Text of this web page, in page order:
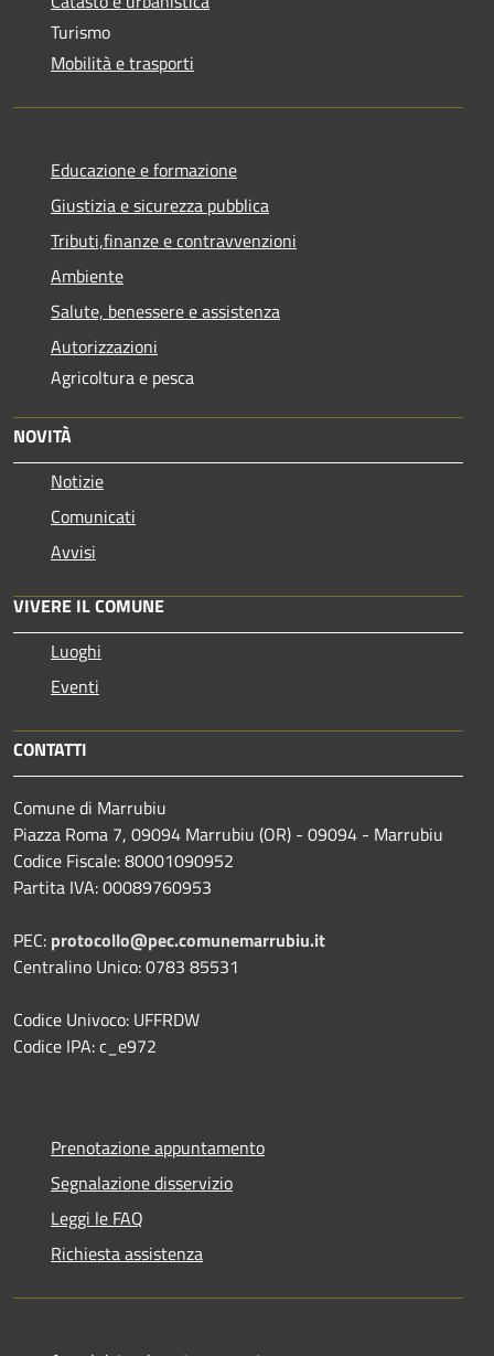
Turismo
Mobilità e trasporti
Educazione e formazione
Giustizia e sicurezza pubblica
Tributi,finanze e contravvenzioni
Ambiente
Salute, benessere e assistenza
Autorizzazioni
Agricoltura e pesca
NOVITÀ
Notizie
Comunicati
Avvisi
VIVERE IL COMUNE
Luoghi
Eventi
CONTATTI
Comune di Marrubiu
Piazza Roma 7, 09094 Marrubiu (OR) - 09094 - Marrubiu
Codice Fiscale: 80001090952
Partita IVA: 00089760953
PEC: protocollo@pec.comunemarrubiu.it
Centralino Unico: 0783 85531
Codice Univoco: UFFRDW
Codice IPA: c_e972
Prenotazione appuntamento
Segnalazione disservizio
Leggi le FAQ
Richiesta assistenza